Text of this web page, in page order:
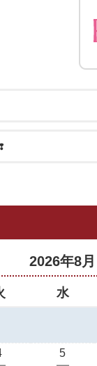
2026年8月
水
5